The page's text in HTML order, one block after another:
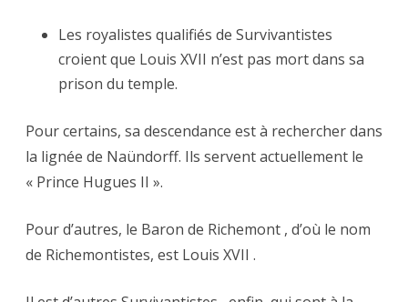
Les royalistes qualifiés de Survivantistes
croient que Louis XVII n’est pas mort dans sa
prison du temple.
Pour certains, sa descendance est à rechercher dans
la lignée de Naündorff. Ils servent actuellement le
« Prince Hugues II ».
Pour d’autres, le Baron de Richemont , d’où le nom
de Richemontistes, est Louis XVII .